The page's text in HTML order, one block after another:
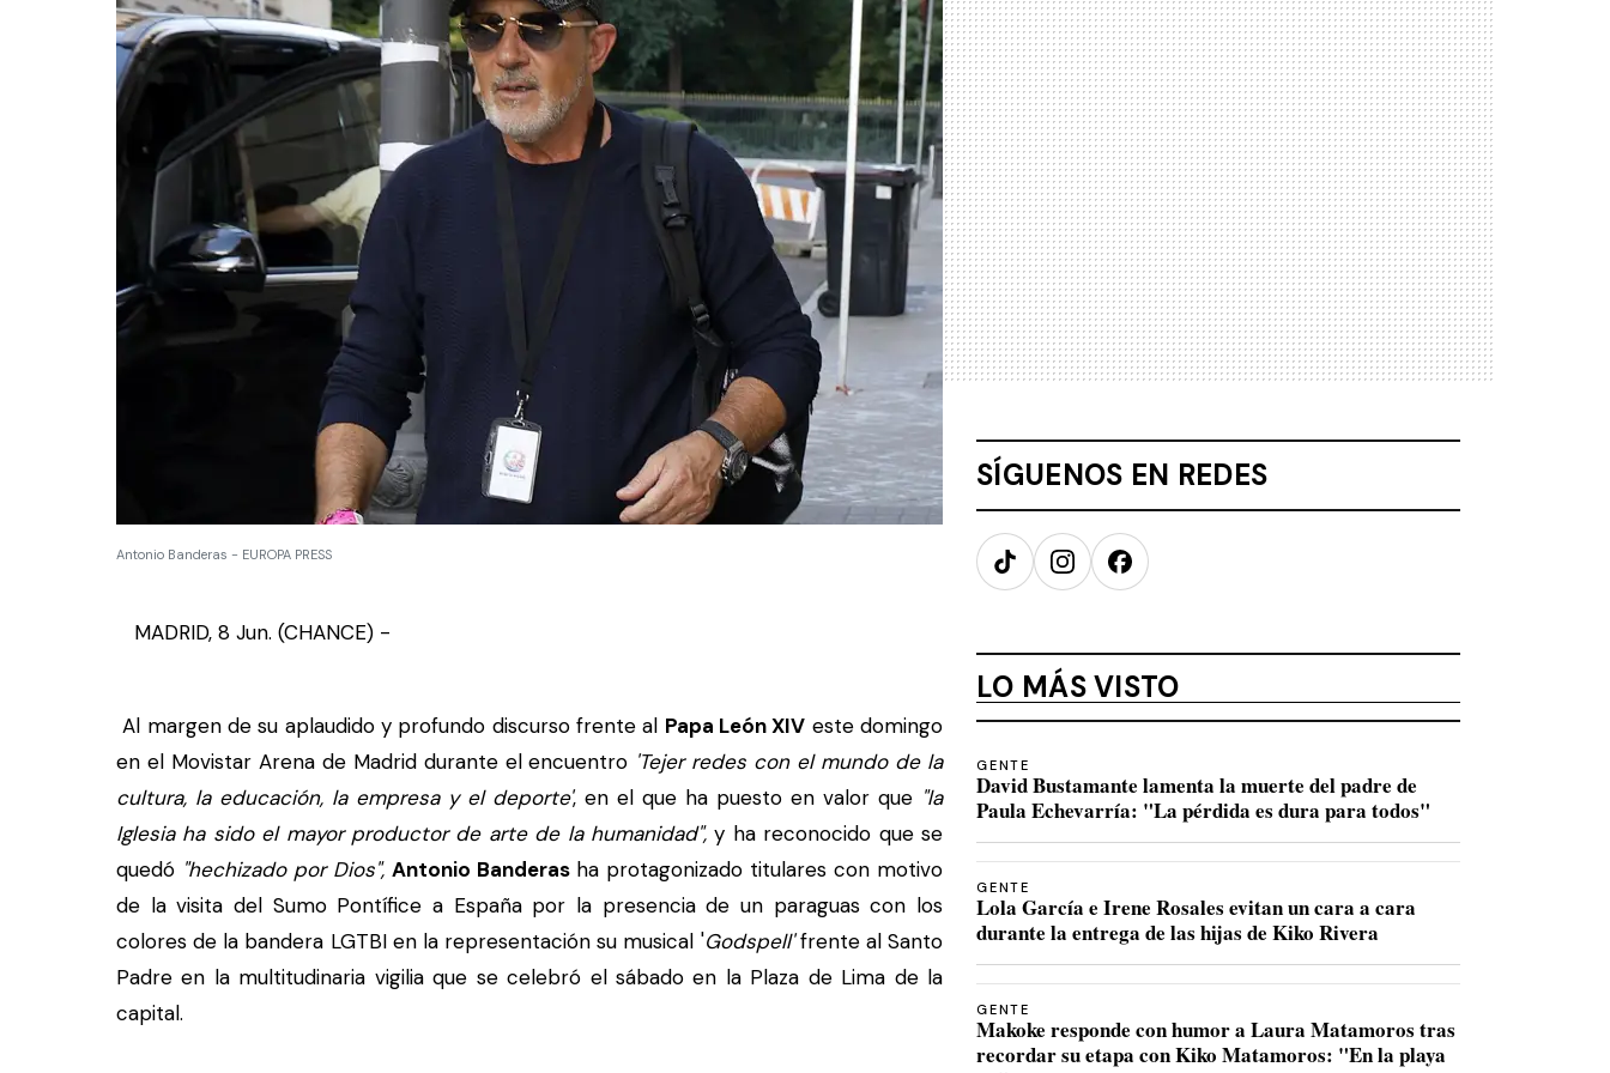
Antonio Banderas - EUROPA PRESS
MADRID, 8 Jun. (CHANCE) -
Al margen de su aplaudido y profundo discurso frente al Papa León XIV este domingo
en el Movistar Arena de Madrid durante el encuentro 'Tejer redes con el mundo de la
cultura, la educación, la empresa y el deporte', en el que ha puesto en valor que "la
Iglesia ha sido el mayor productor de arte de la humanidad", y ha reconocido que se
quedó "hechizado por Dios", Antonio Banderasha protagonizado titulares con motivo
de la visita del Sumo Pontífice a España por la presencia de un paraguas con los
colores de la bandera LGTBI en la representación su musical 'Godspell'frente al Santo
Padre en la multitudinaria vigilia que se celebró el sábado en la Plaza de Lima de la
capital.
SÍGUENOS EN REDES
TikTokInstagramFacebook
LO MÁS VISTO
GENTE
David Bustamante lamenta la muerte del padre de
Paula Echevarría: "La pérdida es dura para todos"
GENTE
Lola García e Irene Rosales evitan un cara a cara
durante la entrega de las hijas de Kiko Rivera
GENTE
Makoke responde con humor a Laura Matamoros tras
recordar su etapa con Kiko Matamoros: "En la playa